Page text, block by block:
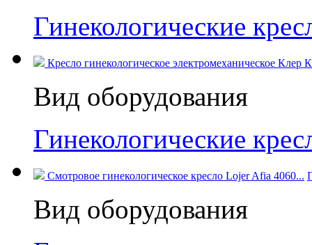
Гинекологические
Кресло гинекологическое электромеханическое
Вид оборудования
Гинекологические
Смотровое гинекологическое кресло Lojer Afia 4060...
Вид оборудования